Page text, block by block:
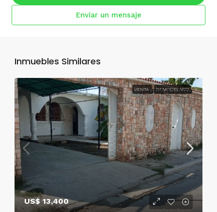
Enviar un mensaje
Inmuebles Similares
VENTA REMODELADO
US$ 13,400
US$ 13,400